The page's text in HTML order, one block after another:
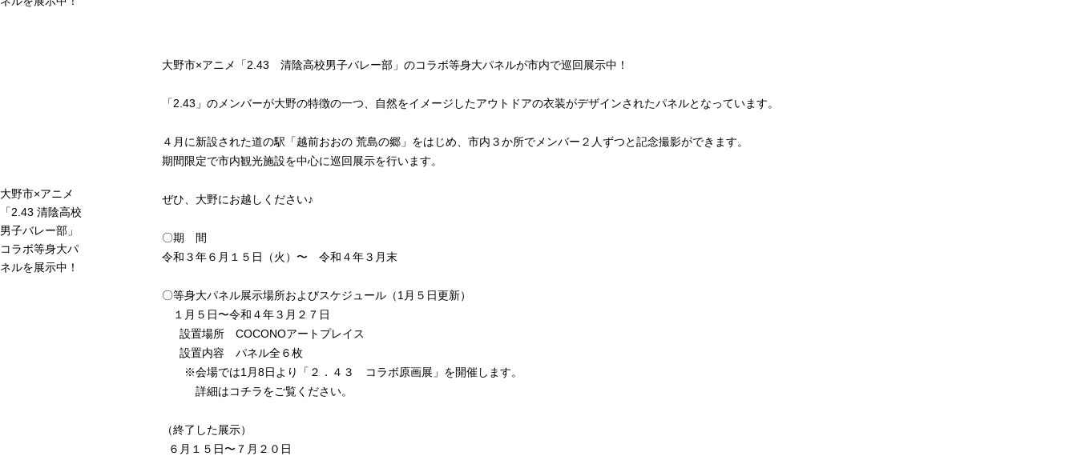
大野市×アニメ
「2.43 清陰高校
男子バレー部」
コラボ等身大パ
ネルを展示中！
大野市×アニメ「2.43 清陰高校男子バレー部」のコラボ等身大パネルが市内で巡回展示中！
「2.43」のメンバーが大野の特徴の一つ、自然をイメージしたアウトドアの衣装がデザインされたパネルとなっています。
４月に新設された道の駅「越前おおの 荒島の郷」をはじめ、市内３か所でメンバー２人ずつと記念撮影ができます。
期間限定で市内観光施設を中心に巡回展示を行います。
ぜひ、大野にお越しください♪
〇期 間
令和３年６月１５日（火）〜 令和４年３月末
〇等身大パネル展示場所およびスケジュール（1月５日更新）
１月５日〜令和４年３月２７日
設置場所 COCONOアートプレイス
設置内容 パネル全６枚
※会場では1月8日より「２．４３ コラボ原画展」を開催します。
詳細はコチラをご覧ください。
（終了した展示）
６月１５日〜７月２０日